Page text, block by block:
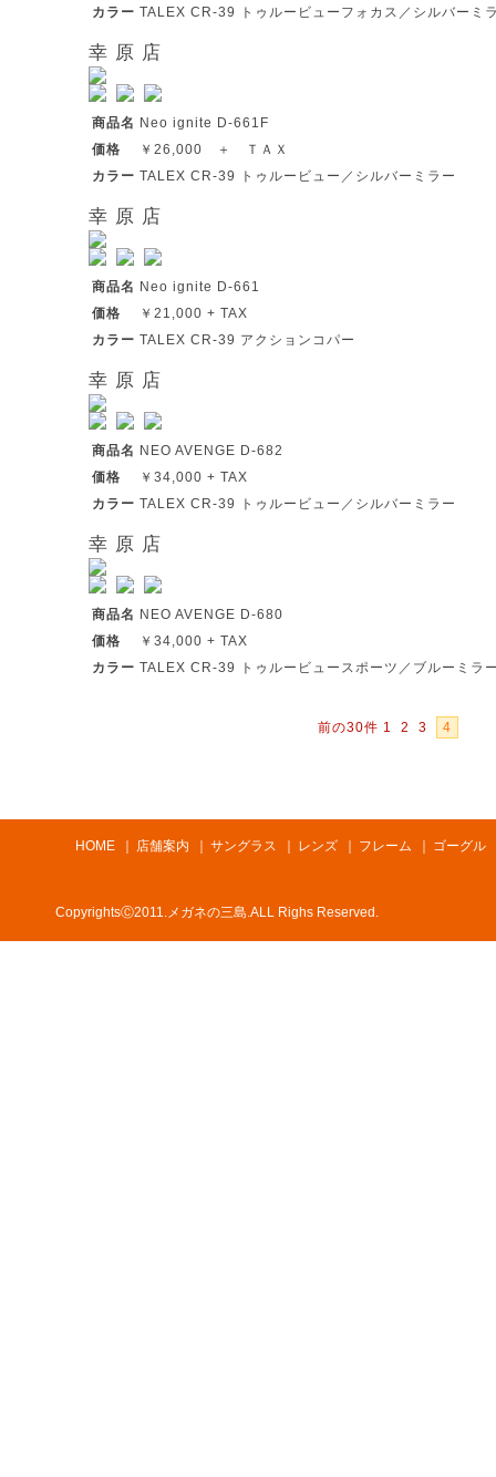
カラー TALEX CR-39 トゥルービューフォカス／シルバーミ
幸 原 店
商品名 Neo ignite D-661F
価格
￥26,000 ＋ ＴＡＸ
カラー TALEX CR-39 トゥルービュー／シルバーミラー
幸 原 店
商品名 Neo ignite D-661
価格
￥21,000 + TAX
カラー TALEX CR-39 アクションコパー
幸 原 店
商品名 NEO AVENGE D-682
価格
￥34,000 + TAX
カラー TALEX CR-39 トゥルービュー／シルバーミラー
幸 原 店
商品名 NEO AVENGE D-680
価格
￥34,000 + TAX
カラー TALEX CR-39 トゥルービュースポーツ／ブルーミラ
前の30件 1 2 3 4
HOME 店舗案内 サングラス レンズ フレーム ゴーグル
CopyrightsⒸ2011.メガネの三島.ALL Righs Reserved.